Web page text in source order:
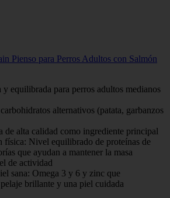
Pienso para Perros Adultos con Salmón
y equilibrada para perros adultos medianos
alternativos (patata, garbanzos
de alta calidad como ingrediente principal
física: Nivel equilibrado de proteínas de
que ayudan a mantener la masa
de actividad
sana: Omega 3 y 6 y zinc que
brillante y una piel cuidada